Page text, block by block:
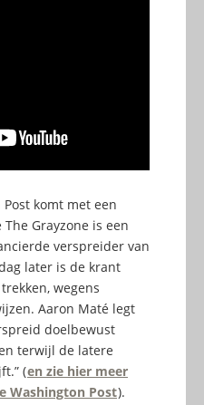
komt met een
Grayzone is een
verspreider van
later is de krant
wegens
Aaron Maté legt
doelbewust
terwijl de latere
(en zie hier meer
Washington Post).